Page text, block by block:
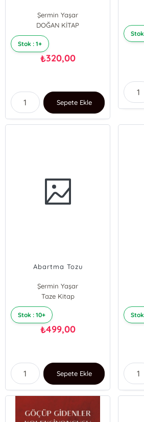
Şermin Yaşar
DOĞAN KİTAP
Stok : 1+
₺320,00
Sepete Ekle
Abartma Tozu
Şermin Yaşar
Taze Kitap
Stok : 10+
₺499,00
Sepete Ekle